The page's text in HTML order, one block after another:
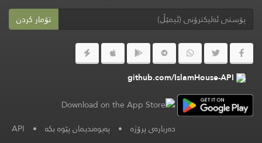
تۆمار کردن
github.com/IslamHouse-API
دەربارەی پرۆژە • پەیوەندیمان پێوە بکە •
API